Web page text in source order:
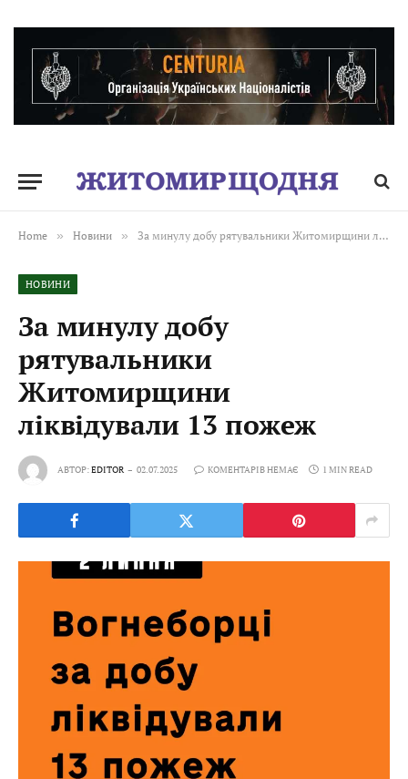
Home » Новини » За минулу добу рятувальники Житомирщини ліквідували 13 пожеж
НОВИНИ
За минулу добу
рятувальники
Житомирщини
ліквідували 13 пожеж
АВТОР:EDITOR 02.07.2025 КОМЕНТАРІВ НЕМАЄ 1 MIN READ